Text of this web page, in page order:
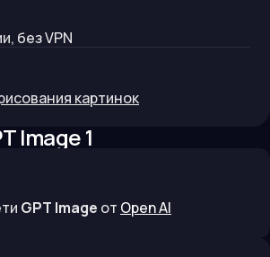
без VPN
картинок
Image 1
GPT Image от Open AI